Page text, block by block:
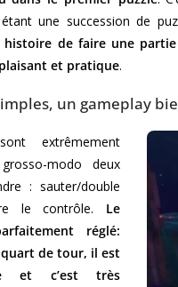
une succession de
histoire de faire une
et pratique.
un gameplay
extrêmement
modo deux
: sauter/double
le contrôle. Le
réglé:
de tour, il est
et c’est très